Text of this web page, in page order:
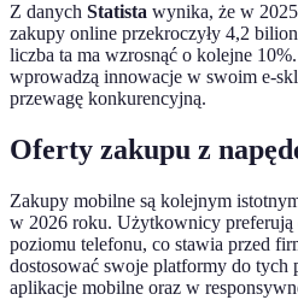
Z danych Statista wynika, że w
zakupy online przekroczyły 4,2
liczba ta ma wzrosnąć o kolejne
wprowadzą innowacje w swoim e-
przewagę konkurencyjną.
Oferty zakupu z
Zakupy mobilne są kolejnym
w 2026 roku. Użytkownicy
poziomu telefonu, co stawia przed
dostosować swoje platformy do tych
aplikacje mobilne oraz w